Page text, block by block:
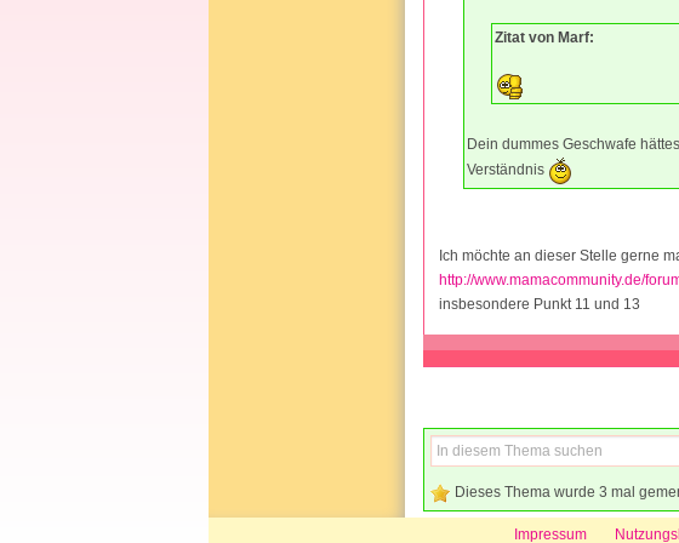
Zitat von Marf:
Dein dummes Geschwafe
Verständnis
Ich möchte an dieser Stelle gerne
http://www.mamacommunity.de/
insbesondere Punkt 11 und 13
Dieses Thema wurde 3 mal
Impressum